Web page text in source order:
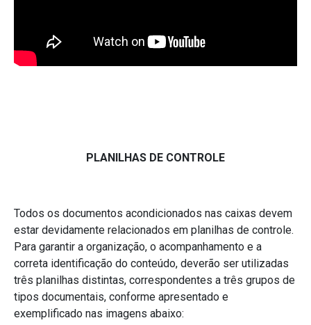
PLANILHAS DE CONTROLE
Todos os documentos acondicionados nas caixas devem
estar devidamente relacionados em planilhas de controle.
Para garantir a organização, o acompanhamento e a
correta identificação do conteúdo, deverão ser utilizadas
três planilhas distintas, correspondentes a três grupos de
tipos documentais, conforme apresentado e
exemplificado nas imagens abaixo: